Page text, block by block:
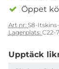
Öppet
Art nr: S8-
Lagerplats: C22-
Upptäck